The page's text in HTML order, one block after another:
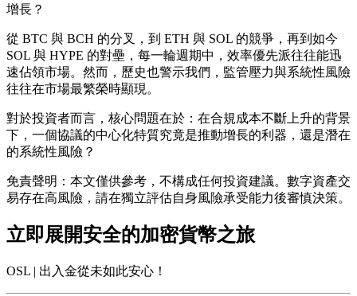
增長？
從 BTC 與 BCH 的分叉，到 ETH 與 SOL 的競爭，再到如今
SOL 與 HYPE 的對壘，每一輪週期中，效率優先派往往能迅
速佔領市場。然而，歷史也警示我們，監管壓力與系統性風險
往往在市場最繁榮時顯現。
對於投資者而言，核心問題在於：在合規成本不斷上升的背景
下，一個協議的中心化特質究竟是推動增長的利器，還是潛在
的系統性風險？
免責聲明：本文僅供參考，不構成任何投資建議。數字資產交
易存在高風險，請在獨立評估自身風險承受能力後審慎決策。
立即展開安全的加密貨幣之旅
OSL | 出入金從未如此安心！